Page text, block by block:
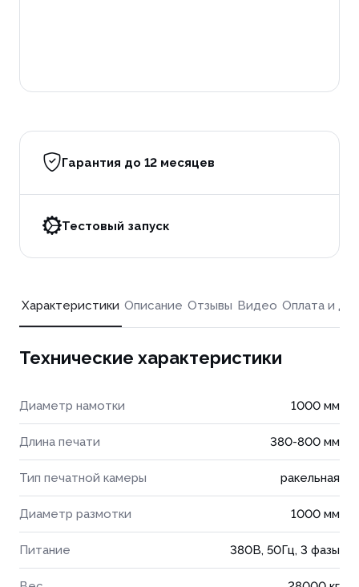
Гарантия до 12 месяцев
Тестовый запуск
Характеристики Описание Отзывы Видео Оплата и
Технические характеристики
Диаметр намотки 1000 мм
Длина печати 380-800 мм
Тип печатной камеры ракельная
Диаметр размотки 1000 мм
Питание 380В, 50Гц, 3 фазы